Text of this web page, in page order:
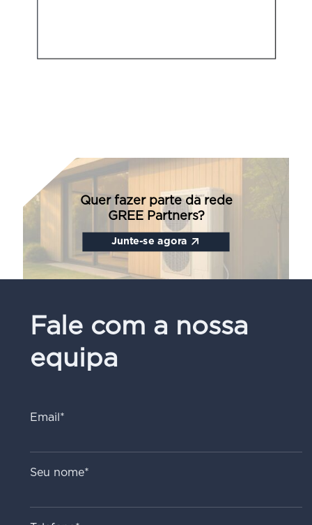
Junte-se agora
Quer fazer parte da rede
GREE Partners?
Fale com a nossa
equipa
Email*
Seu nome*